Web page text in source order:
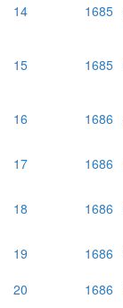
14
1685
15 1685
16 1686
17 1686
18 1686
19 1686
20
1686